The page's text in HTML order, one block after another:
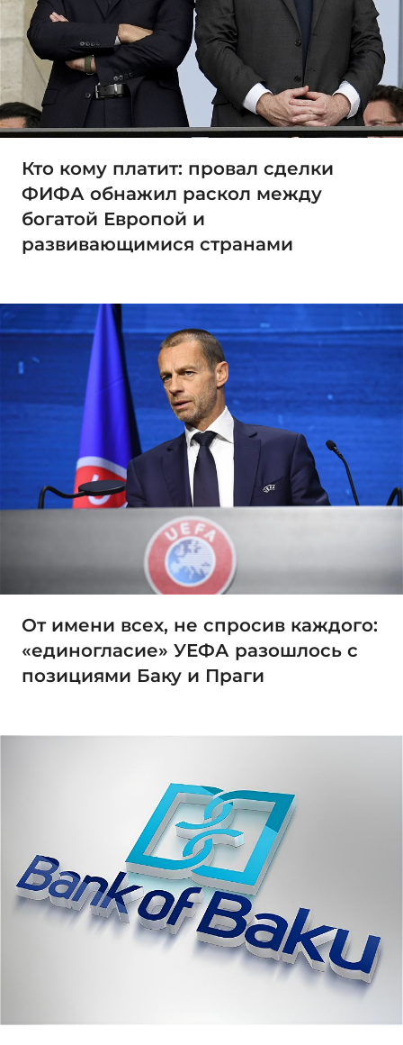
Кто кому платит: провал сделки
ФИФА обнажил раскол между
богатой Европой и
развивающимися странами
От имени всех, не спросив каждого:
«единогласие» УЕФА разошлось с
позициями Баку и Праги